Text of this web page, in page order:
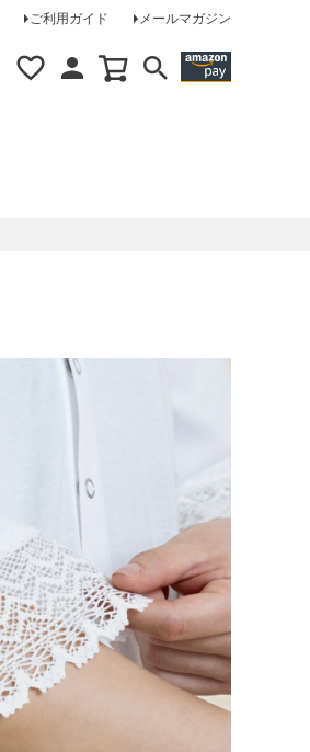
ご利用ガイド メールマガジン